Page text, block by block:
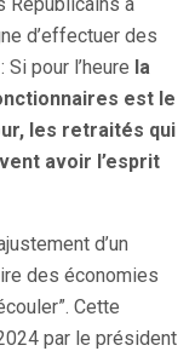
d’effectuer des
pour l’heure la
est le
les retraités qui
avoir l’esprit
d’un
des économies
Cette
par le président